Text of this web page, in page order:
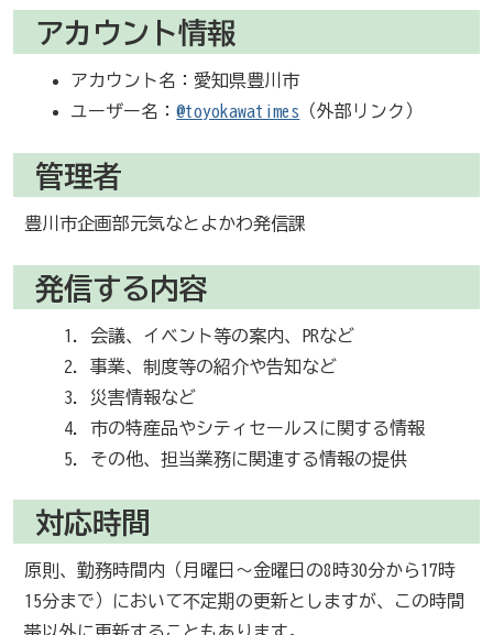
アカウント情報
アカウント名：愛知県豊川市
ユーザー名：@toyokawatimes （外部リンク）
管理者
豊川市企画部元気なとよかわ発信課
発信する内容
会議、イベント等の案内、PRなど
事業、制度等の紹介や告知など
災害情報など
市の特産品やシティセールスに関する情報
その他、担当業務に関連する情報の提供
対応時間
原則、勤務時間内（月曜日～金曜日の8時30分から17時
15分まで）において不定期の更新としますが、この時間